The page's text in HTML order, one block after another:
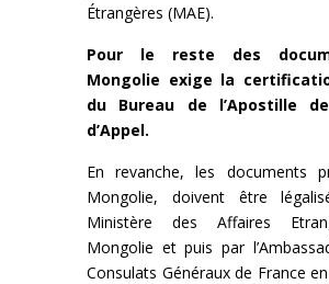
Étrangères (MAE).
Pour le reste des
Mongolie exige la
du Bureau de l’Apostille
d’Appel.
En revanche, les documents
Mongolie, doivent être
Ministère des Affaires
Mongolie et puis par
Consulats Généraux de France